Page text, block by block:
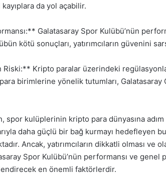
da yol açabilir.
Galatasaray Spor Kulübü’nün
kötü sonuçları, yatırımcıların güvenini
Kripto paralar üzerindeki
birimlerine yönelik tutumları,
spor kulüplerinin kripto para dünyasına
daha güçlü bir bağ kurmayı hedefleyen
Ancak, yatırımcıların dikkatli olması ve
Spor Kulübü’nün performansı ve genel
en önemli faktörlerdir.